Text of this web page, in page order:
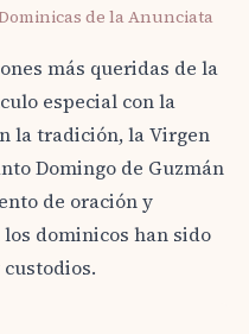
de la Anunciata
más queridas de la
especial con la
la tradición, la Virgen
Domingo de Guzmán
de oración y
dominicos han sido